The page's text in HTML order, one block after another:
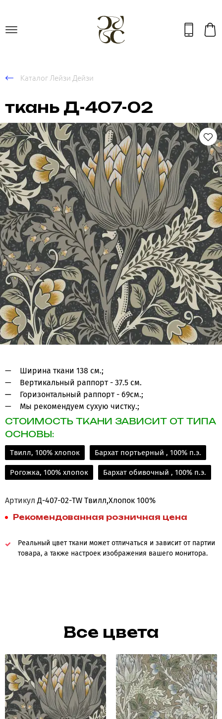
Каталог Лейзи Дейзи
ткань Д-407-02
Ширина ткани 138 см.;
Вертикальный раппорт - 37.5 см.
Горизонтальный раппорт - 69см.;
Мы рекомендуем сухую чистку.;
СТОИМОСТЬ ТКАНИ ЗАВИСИТ ОТ ТИПА
ОСНОВЫ:
Твилл, 100% хлопок Бархат портьерный , 100% п.э.
Рогожка, 100% хлопок Бархат обивочный , 100% п.э.
Артикул Д-407-02-TW Твилл,Хлопок 100%
Рекомендованная розничная цена
Реальный цвет ткани может отличаться и зависит от партии
товара, а также настроек изображения вашего монитора.
Все цвета